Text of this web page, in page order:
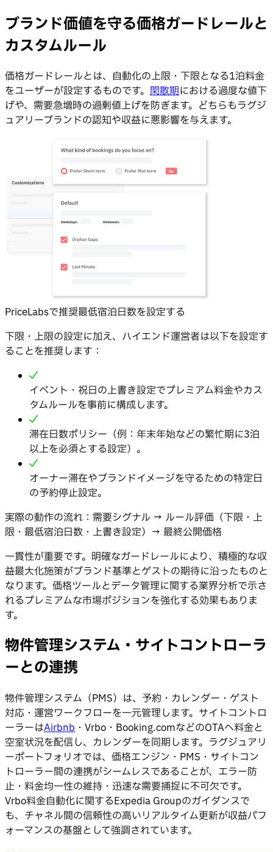
ブランド価値を守る価格ガードレールと
カスタムルール
価格ガードレールとは、自動化の上限・下限となる1泊料金
をユーザーが設定するものです。 閑散期における過度な値下
げや、需要急増時の過剰値上げを防ぎます。どちらもラグジ
ュアリーブランドの認知や収益に悪影響を与えます。
PriceLabsで推奨最低宿泊日数を設定する
下限・上限の設定に加え、ハイエンド運営者は以下を設定す
ることを推奨します：
イベント・祝日の上書き設定でプレミアム料金やカス
タムルールを事前に構成します。
滞在日数ポリシー（例：年末年始などの繁忙期に3泊
以上を必須とする設定）。
オーナー滞在やブランドイメージを守るための特定日
の予約停止設定。
実際の動作の流れ：需要シグナル → ルール評価（下限・上
限・最低宿泊日数・上書き設定）→ 最終公開価格
一貫性が重要です。明確なガードレールにより、積極的な収
益最大化施策がブランド基準とゲストの期待に沿ったものと
なります。価格ツールとデータ管理に関する業界分析で示さ
れるプレミアムな市場ポジションを強化する効果もありま
す。
物件管理システム・サイトコントローラ
ーとの連携
物件管理システム（PMS）は、予約・カレンダー・ゲスト
対応・運営ワークフローを一元管理します。サイトコントロ
ーラーはAirbnb ・Vrbo・Booking.comなどのOTAへ料金と
空室状況を配信し、カレンダーを同期します。ラグジュアリ
ーポートフォリオでは、価格エンジン・PMS・サイトコン
トローラー間の連携がシームレスであることが、エラー防
止・料金均一性の維持・迅速な需要捕捉に不可欠です。
Vrbo料金自動化に関するExpedia Groupのガイダンスで
も、チャネル間の信頼性の高いリアルタイム更新が収益パフ
ォーマンスの基盤として強調されています。